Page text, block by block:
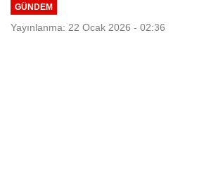
GÜNDEM
Yayınlanma: 22 Ocak 2026 - 02:36